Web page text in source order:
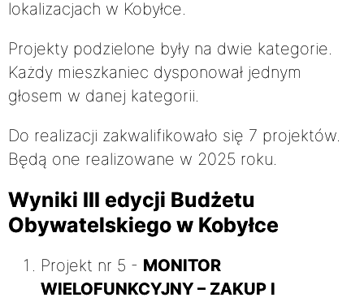
lokalizacjach w Kobyłce.
Projekty podzielone były na dwie kategorie.
Każdy mieszkaniec dysponował jednym
głosem w danej kategorii.
Do realizacji zakwalifikowało się 7 projektów.
Będą one realizowane w 2025 roku.
Wyniki III edycji Budżetu
Obywatelskiego w Kobyłce
Projekt nr 5 - MONITOR
WIELOFUNKCYJNY – ZAKUP I